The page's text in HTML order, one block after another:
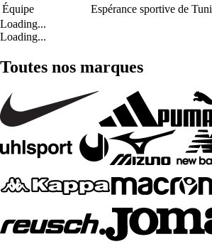
Équipe
Espérance sportive de
Loading...
Loading...
Toutes nos marques